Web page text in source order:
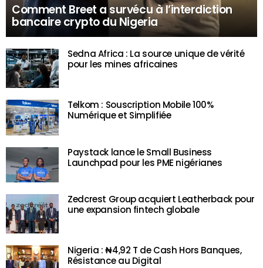
Comment Breet a survécu à l’interdiction
bancaire crypto du Nigeria
Sedna Africa : La source unique de vérité
pour les mines africaines
Telkom : Souscription Mobile 100%
Numérique et Simplifiée
Paystack lance le Small Business
Launchpad pour les PME nigérianes
Zedcrest Group acquiert Leatherback pour
une expansion fintech globale
Nigeria : ₦4,92 T de Cash Hors Banques,
Résistance au Digital